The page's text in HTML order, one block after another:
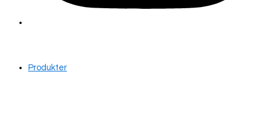
Produkter